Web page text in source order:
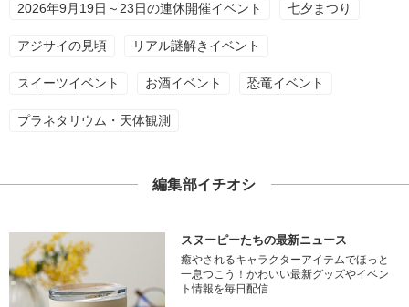
2026年9月19日～23日の連休開催イベント 七夕まつり
アジサイの見頃 リアル謎解きイベント
スイーツイベント お酒イベント 恐竜イベント
プラネタリウム・天体観測
編集部イチオシ
スヌーピーたちの最新ニュース
癒やされるキャラクターアイテムでほっと
一息つこう！かわいい最新グッズやイベン
ト情報を毎日配信